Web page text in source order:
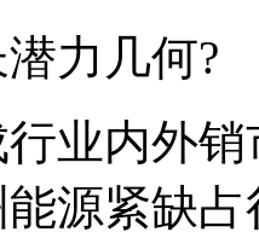
力几何?
内外销
源紧缺